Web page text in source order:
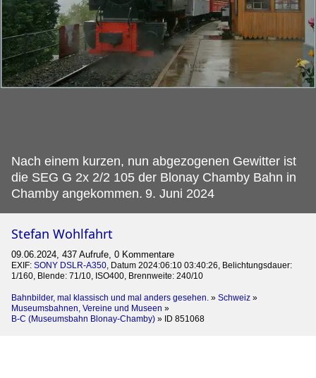
Nach einem kurzen, nun abgezogenen Gewitter ist
die SEG G 2x 2/2 105 der Blonay Chamby Bahn in
Chamby angekommen. 9. Juni 2024
Stefan Wohlfahrt
09.06.2024, 437 Aufrufe, 0 Kommentare
EXIF: SONY DSLR-A350, Datum 2024:06:10 03:40:26, Belichtungsdauer:
1/160, Blende: 71/10, ISO400, Brennweite: 240/10
Bahnbilder, mal klassisch und mal anders gesehen. » Schweiz »
Museumsbahnen, Vereine und Museen »
B-C (Museumsbahn Blonay-Chamby) » ID 851068